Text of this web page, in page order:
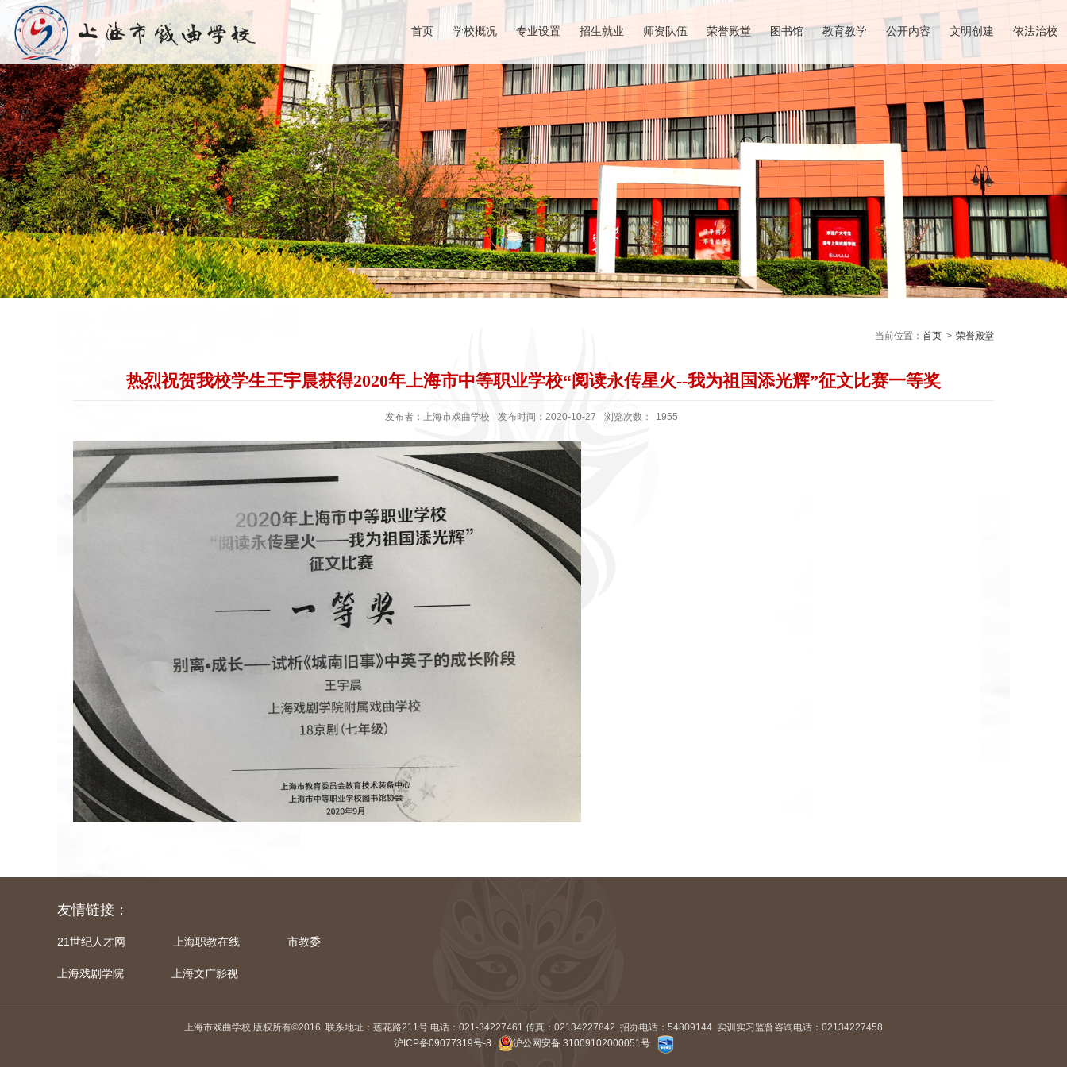
首页 学校概况 专业设置 招生就业 师资队伍 荣誉殿堂 图书馆 教育教学 公开内容 文明创建 依法治校
当前位置： 首页 > 荣誉殿堂
热烈祝贺我校学生王宇晨获得2020年上海市中等职业学校“阅读永传星火--我为祖国添光辉”征文比赛一等奖
发布者：上海市戏曲学校 发布时间：2020-10-27 浏览次数： 1955
友情链接：
21世纪人才网 上海职教在线 市教委
上海戏剧学院 上海文广影视
上海市戏曲学校 版权所有©2016 联系地址：莲花路211号 电话：021-34227461 传真：02134227842 招办电话：54809144 实训实习监督咨询电话：02134227458
沪ICP备09077319号-8
沪公网安备 31009102000051号